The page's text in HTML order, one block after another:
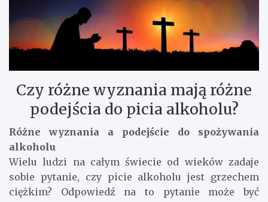
Czy różne wyznania mają różne
podejścia do picia alkoholu?
Różne wyznania a podejście do spożywania
alkoholu
Wielu ludzi na całym świecie od wieków zadaje
sobie pytanie, czy picie alkoholu jest grzechem
ciężkim? Odpowiedź na to pytanie może być